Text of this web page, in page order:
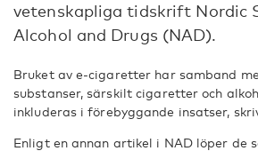
vetenskapliga tidskrift Nordic
Alcohol and Drugs (NAD).
Bruket av e-cigaretter har samband
substanser, särskilt cigaretter och
inkluderas i förebyggande insatser,
Enligt en annan artikel i NAD löper de